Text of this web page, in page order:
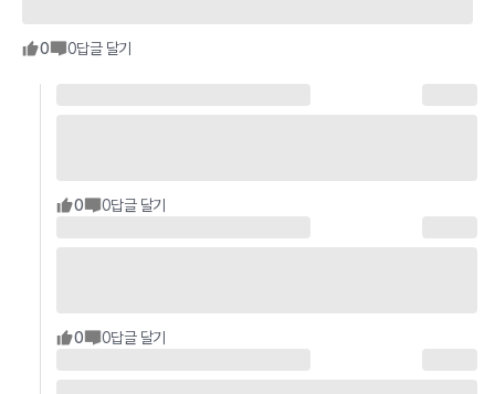
0 0답글 달기
0 0답글 달기
0 0답글 달기